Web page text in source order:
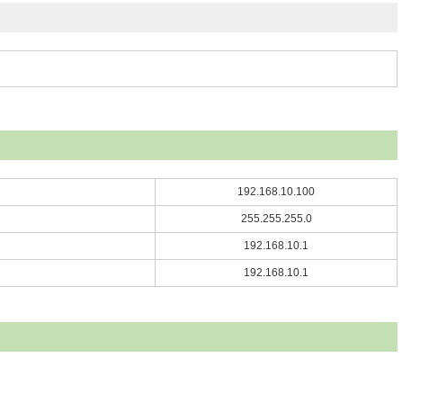
192.168.10.100
255.255.255.0
192.168.10.1
192.168.10.1